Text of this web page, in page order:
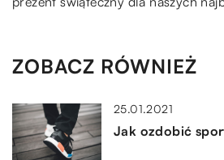
ZOBACZ RÓWNIEŻ
25.01.2021
Jak ozdobić